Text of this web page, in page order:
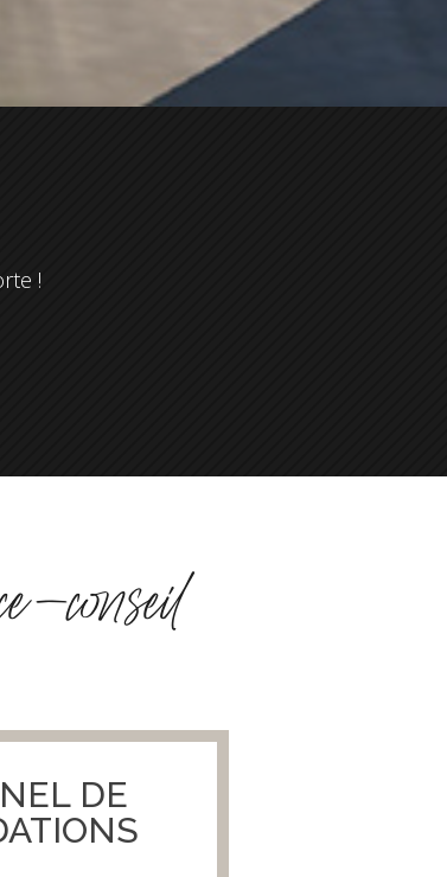
!
conseil
NEL DE